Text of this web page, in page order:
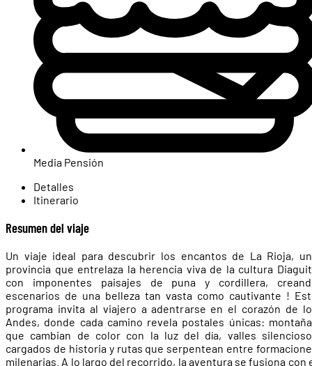
Media Pensión
Detalles
Itinerario
Resumen del viaje
Un viaje ideal para descubrir los encantos de La Rioja,
provincia que entrelaza la herencia viva de la cultura
con imponentes paisajes de puna y cordillera,
escenarios de una belleza tan vasta como cautivante !
programa invita al viajero a adentrarse en el corazón de
Andes, donde cada camino revela postales únicas:
que cambian de color con la luz del día, valles
cargados de historia y rutas que serpentean entre
milenarias. A lo largo del recorrido, la aventura se fusiona con